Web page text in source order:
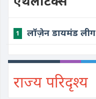
1 लॉज़ेन डायमंड लीग
राज्य परिदृश्य